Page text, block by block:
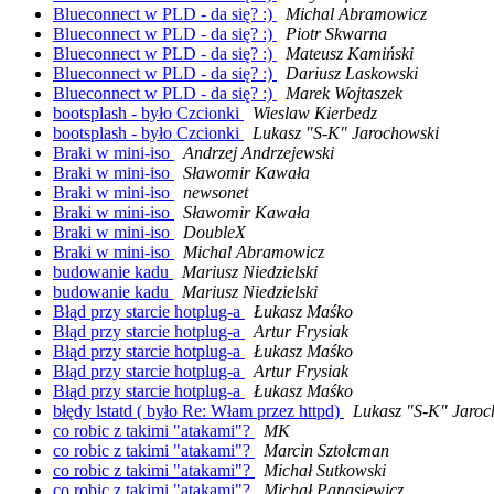
Blueconnect w PLD - da się? :)
Michal Abramowicz
Blueconnect w PLD - da się? :)
Piotr Skwarna
Blueconnect w PLD - da się? :)
Mateusz Kamiński
Blueconnect w PLD - da się? :)
Dariusz Laskowski
Blueconnect w PLD - da się? :)
Marek Wojtaszek
bootsplash - było Czcionki
Wieslaw Kierbedz
bootsplash - było Czcionki
Lukasz "S-K" Jarochowski
Braki w mini-iso
Andrzej Andrzejewski
Braki w mini-iso
Sławomir Kawała
Braki w mini-iso
newsonet
Braki w mini-iso
Sławomir Kawała
Braki w mini-iso
DoubleX
Braki w mini-iso
Michal Abramowicz
budowanie kadu
Mariusz Niedzielski
budowanie kadu
Mariusz Niedzielski
Błąd przy starcie hotplug-a
Łukasz Maśko
Błąd przy starcie hotplug-a
Artur Frysiak
Błąd przy starcie hotplug-a
Łukasz Maśko
Błąd przy starcie hotplug-a
Artur Frysiak
Błąd przy starcie hotplug-a
Łukasz Maśko
błędy lstatd ( było Re: Włam przez httpd)
Lukasz "S-K"
co robic z takimi "atakami"?
MK
co robic z takimi "atakami"?
Marcin Sztolcman
co robic z takimi "atakami"?
Michał Sutkowski